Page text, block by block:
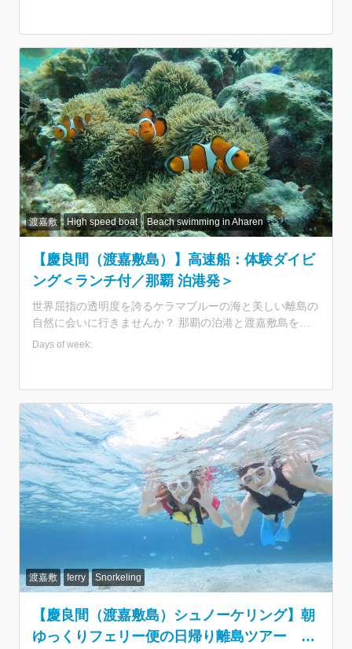
★那覇発の日帰りで渡嘉敷島へ！ ・慶良間諸島国立公園
に指定された自然あふれる離島 ・世界のダイバーが恋す
るケラマブルーを海を堪能 ★乗船券付きプランで手間な
し参加 ・面倒な船の予約のいらない乗船券付きプラン ・
那覇から所要約70分！出港時間が少し遅めの10時発 ・夏
場は満席多発航路。早めのご予約がおすすめ ★美麗スポ
ット「阿波連ビーチ」へ ・約800m続く白砂ビーチに感激
♪ ・沖縄そば or カレーライスのランチ付きプラン ・渡嘉
敷港⇔阿波連ビーチの移動は送迎あり ・シャワーや更衣
室の利用も無料 ★3歳から参加OKの日帰り海水浴 ・子連
れで楽しめるので家族旅行にぴったり ・オプションでシ
ュノーケルレンタルあり
渡嘉敷 High speed boat Beach swimming in Aharen
【慶良間（渡嘉敷島）】高速船：体験ダイビ
ング＜ランチ付／那覇 泊港発＞
世界屈指の透明度を誇るケラマブルーの海と美しい離島の
自然に会いに行きませんか？ 那覇の泊港と渡嘉敷島を結
ぶフェリーチケットが付いた海水浴ツアーです。3歳から
★那覇発の日帰りで渡嘉敷島へ！ ・慶良間諸島国立公園
に指定された自然あふれる離島 ・世界のダイバーが恋す
るケラマブルーを海を堪能 ★乗船券付きプランで手間な
し参加 ・面倒な船の予約のいらない乗船券付きプラン ・
那覇から所要約70分！出港時間が少し遅めの10時発 ・夏
場は満席多発航路。早めのご予約がおすすめ ★美麗スポ
ット「阿波連ビーチ」へ ・約800m続く白砂ビーチに感激
♪ ・沖縄そば or カレーライスのランチ付きプラン ・渡嘉
敷港⇔阿波連ビーチの移動は送迎あり ・シャワーや更衣
れで楽しめるので家族旅行にぴったり ・オプションでシ
ュノーケルレンタルあり
Days of week:
渡嘉敷 ferry Snorkeling
【慶良間（渡嘉敷島）シュノーケリング】朝
ゆっくりフェリー便の日帰り離島ツアー ボ